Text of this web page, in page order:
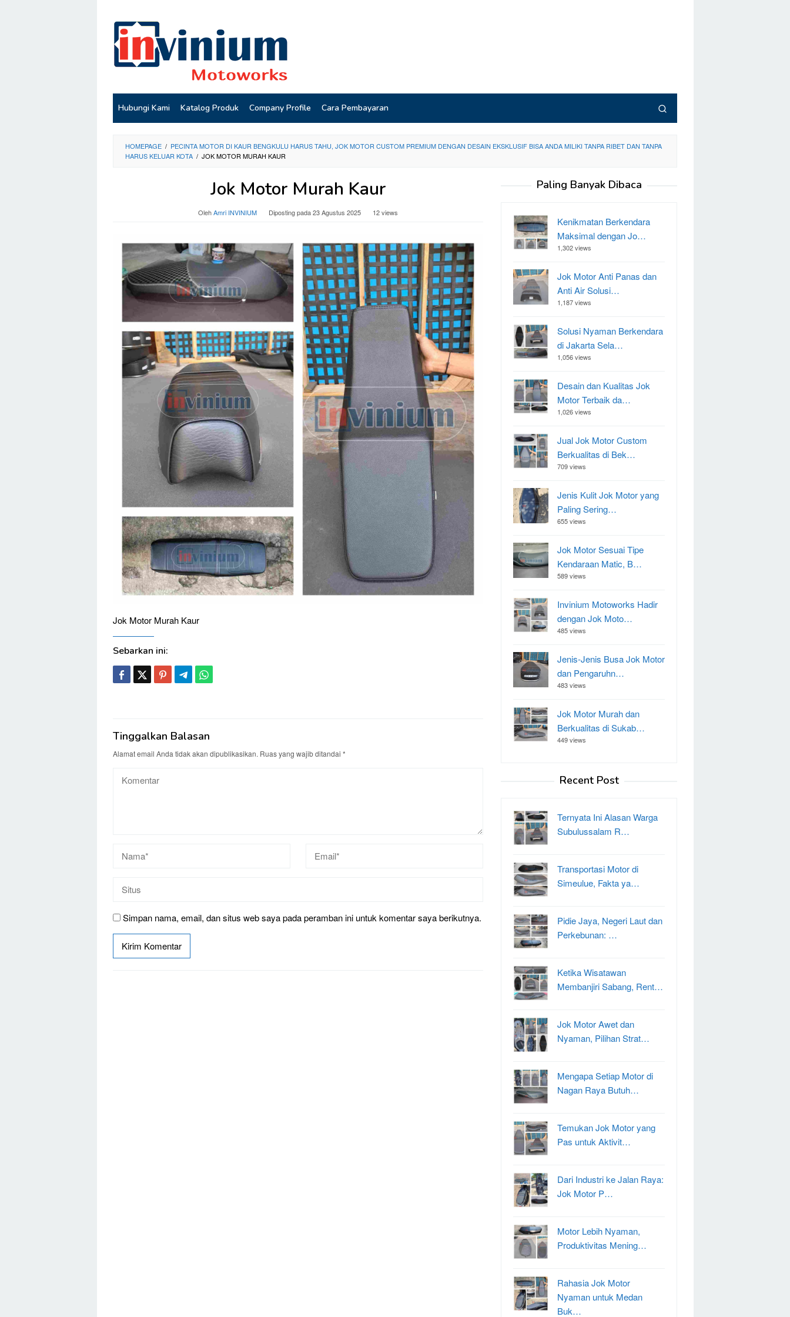
konten
Hubungi Kami Katalog Produk Company Profile Cara Pembayaran
HOMEPAGE / PECINTA MOTOR DI KAUR BENGKULU HARUS TAHU, JOK MOTOR CUSTOM PREMIUM DENGAN DESAIN EKSKLUSIF BISA ANDA MILIKI TANPA RIBET DAN TANPA
HARUS KELUAR KOTA / JOK MOTOR MURAH KAUR
Jok Motor Murah Kaur
OlehAmri INVINIUM Diposting pada23 Agustus 2025 12 views
Jok Motor Murah Kaur
Sebarkan ini:
Tinggalkan Balasan
Alamat email Anda tidak akan dipublikasikan. Ruas yang wajib ditandai *
Simpan nama, email, dan situs web saya pada peramban ini untuk komentar saya berikutnya.
Paling Banyak Dibaca
Kenikmatan Berkendara
Maksimal dengan Jo…
1,302 views
Jok Motor Anti Panas dan
Anti Air Solusi…
1,187 views
Solusi Nyaman Berkendara
di Jakarta Sela…
1,056 views
Desain dan Kualitas Jok
Motor Terbaik da…
1,026 views
Jual Jok Motor Custom
Berkualitas di Bek…
709 views
Jenis Kulit Jok Motor yang
Paling Sering…
655 views
Jok Motor Sesuai Tipe
Kendaraan Matic, B…
589 views
Invinium Motoworks Hadir
dengan Jok Moto…
485 views
Jenis-Jenis Busa Jok Motor
dan Pengaruhn…
483 views
Jok Motor Murah dan
Berkualitas di Sukab…
449 views
Recent Post
Ternyata Ini Alasan Warga
Subulussalam R…
Transportasi Motor di
Simeulue, Fakta ya…
Pidie Jaya, Negeri Laut dan
Perkebunan: …
Ketika Wisatawan
Membanjiri Sabang, Rent…
Jok Motor Awet dan
Nyaman, Pilihan Strat…
Mengapa Setiap Motor di
Nagan Raya Butuh…
Temukan Jok Motor yang
Pas untuk Aktivit…
Dari Industri ke Jalan Raya:
Jok Motor P…
Motor Lebih Nyaman,
Produktivitas Mening…
Rahasia Jok Motor
Nyaman untuk Medan
Buk…